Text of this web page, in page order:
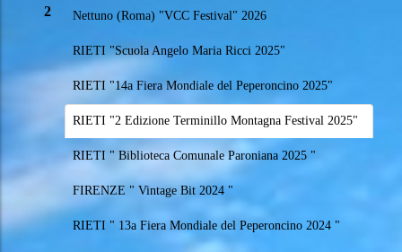
Nettuno (Roma) "VCC Festival" 2026
RIETI "Scuola Angelo Maria Ricci 2025"
RIETI "14a Fiera Mondiale del Peperoncino 2025"
RIETI "2 Edizione Terminillo Montagna Festival 2025"
RIETI " Biblioteca Comunale Paroniana 2025 "
FIRENZE " Vintage Bit 2024 "
RIETI " 13a Fiera Mondiale del Peperoncino 2024 "
2